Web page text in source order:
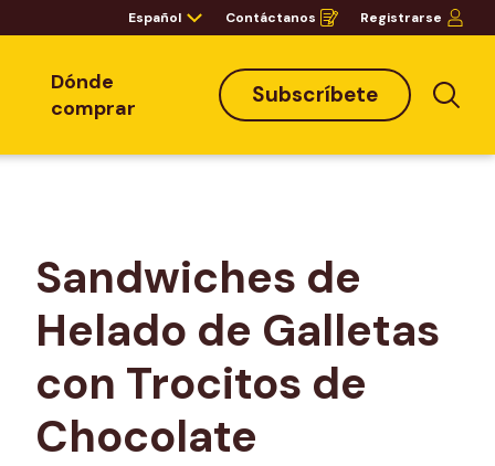
Español Contáctanos
Opens
in
window
Registrarse
Dónde
comprar
Subscríbete
Sandwiches de
Helado de Galletas
con Trocitos de
Chocolate